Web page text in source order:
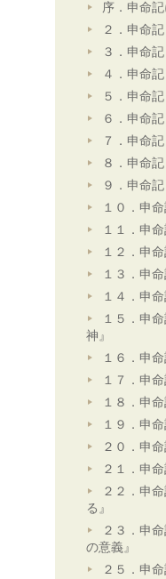
序．申命
２．申命
３．申命
４．申命
５．申命
６．申命
７．申命
８．申命
９．申命
１０．申
１１．申
１２．申
１３．申
１４．申
１５．申
神』
１６．申
１７．申
１８．申
１９．申
２０．申
２１．申
２２．申
る』
２３．申
の意義』
２５．申